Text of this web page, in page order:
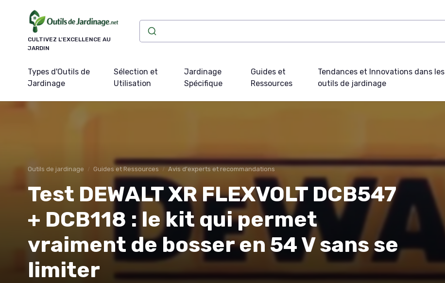
CULTIVEZ L'EXCELLENCE AU
JARDIN
Types d'Outils de
Jardinage
Sélection et
Utilisation
Jardinage
Spécifique
Guides et
Ressources
Tendances et Innovations dans les
outils de jardinage
Outils de jardinage Guides et Ressources Avis d'experts et recommandations
Test DEWALT XR FLEXVOLT DCB547
+ DCB118 : le kit qui permet
vraiment de bosser en 54 V sans se
limiter